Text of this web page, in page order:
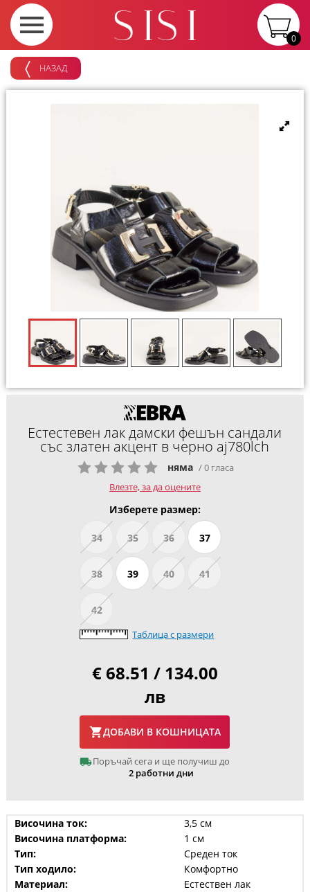
0
НАЗАД
Естестевен лак дамски фешън сандали
със златен акцент в черно aj780lch
няма / 0 гласа
Влезте, за да оцените
Изберете размер:
34 35 36 37
38 39 40 41
42
Таблица с размери
€ 68.51 / 134.00
лв
ДОБАВИ В КОШНИЦАТА
Поръчай сега и ще получиш до
2 работни дни
Височина ток:
3,5 см
Височина платформа:
1 см
Тип:
Среден ток
Тип ходило:
Комфортно
Материал:
Естествен лак